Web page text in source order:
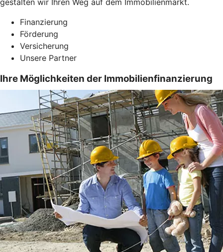
Finanzierung
Förderung
Versicherung
Unsere Partner
Ihre Möglichkeiten der Immobilienfinanzierung